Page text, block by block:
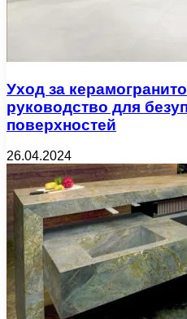
Уход за
руководство для
поверхностей
26.04.2024